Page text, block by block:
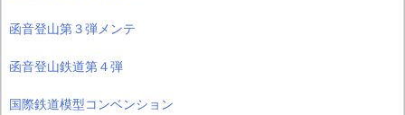
函音登山第３弾メンテ
函音登山鉄道第４弾
国際鉄道模型コンベンション